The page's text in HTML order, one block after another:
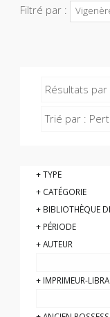
Filtré par :
Résultats par
Trié par :
TYPE
CATÉGORIE
BIBLIOTHÈQUE
PÉRIODE
AUTEUR
IMPRIMEUR-